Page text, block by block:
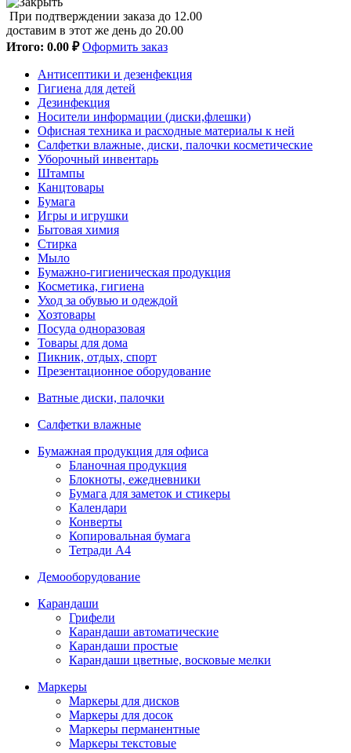
При подтверждении заказа до 12.00
доставим в этот же день до 20.00
Итого: 0.00 ₽ Оформить заказ
Антисептики и дезенфекция
Гигиена для детей
Дезинфекция
Носители информации (диски,флешки)
Офисная техника и расходные материалы к ней
Салфетки влажные, диски, палочки косметические
Уборочный инвентарь
Штампы
Канцтовары
Бумага
Игры и игрушки
Бытовая химия
Стирка
Мыло
Бумажно-гигиеническая продукция
Косметика, гигиена
Уход за обувью и одеждой
Хозтовары
Посуда одноразовая
Товары для дома
Пикник, отдых, спорт
Презентационное оборудование
Ватные диски, палочки
Салфетки влажные
Бумажная продукция для офиса
Бланочная продукция
Блокноты, ежедневники
Бумага для заметок и стикеры
Календари
Конверты
Копировальная бумага
Тетради А4
Демооборудование
Карандаши
Грифели
Карандаши автоматические
Карандаши простые
Карандаши цветные, восковые мелки
Маркеры
Маркеры для дисков
Маркеры для досок
Маркеры перманентные
Маркеры текстовые